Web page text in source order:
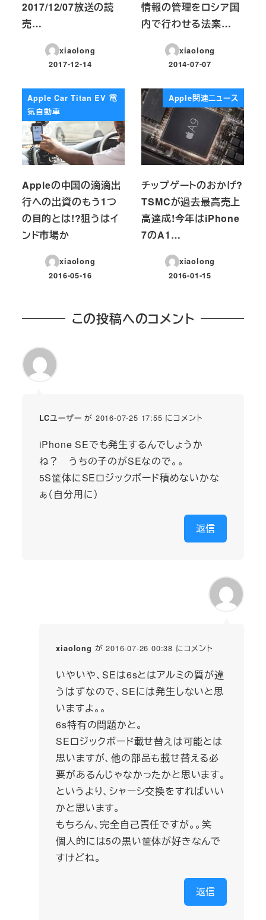
2017/12/07放送の読
売…
xiaolong
投稿日
2017-12-14
情報の管理をロシア国
内で行わせる法案…
xiaolong
投稿日
2014-07-07
Apple Car Titan EV 電
気自動車
Appleの中国の滴滴出
行への出資のもう1つ
の目的とは!?狙うはイ
ンド市場か
xiaolong
投稿日
2016-05-16
Apple関連ニュース
チップゲートのおかげ?
TSMCが過去最高売上
高達成!今年はiPhone
7のA1…
xiaolong
投稿日
2016-01-15
この投稿へのコメント
LCユーザー が 2016-07-25 17:55 にコメント
iPhone SEでも発生するんでしょうか
ね？ うちの子のがSEなので。。
5S筐体にSEロジックボード積めないかな
ぁ（自分用に）
返信
xiaolong が 2016-07-26 00:38 にコメント
いやいや、SEは6sとはアルミの質が違
うはずなので、SEには発生しないと思
いますよ。。
6s特有の問題かと。
SEロジックボード載せ替えは可能とは
思いますが、他の部品も載せ替える必
要があるんじゃなかったかと思います。
というより、シャーシ交換をすればいい
かと思います。
もちろん、完全自己責任ですが。。笑
個人的には5の黒い筐体が好きなんで
すけどね。
返信